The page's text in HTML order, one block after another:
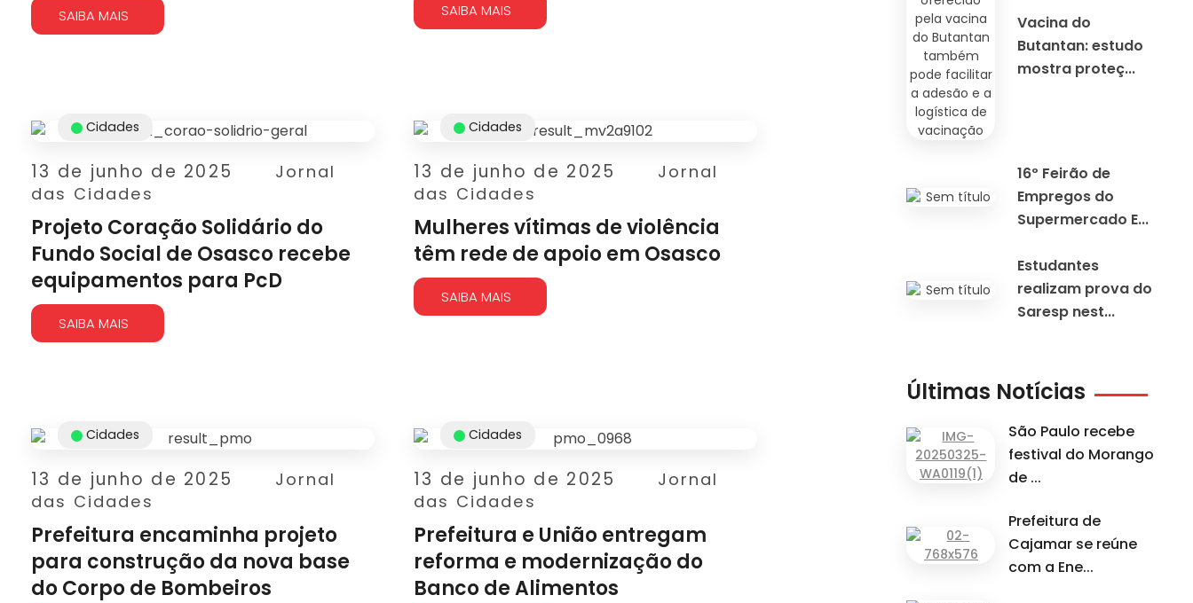
SAIBA MAIS SAIBA MAIS
13 de junho de 2025
Jornal
das Cidades
Cidades
Projeto Coração Solidário do
Fundo Social de Osasco recebe
equipamentos para PcD
SAIBA MAIS
13 de junho de 2025
Jornal
das Cidades
Cidades
Mulheres vítimas de violência
têm rede de apoio em Osasco
SAIBA MAIS
13 de junho de 2025
Jornal
das Cidades
Cidades
Prefeitura encaminha projeto
para construção da nova base
do Corpo de Bombeiros
13 de junho de 2025
Jornal
das Cidades
Cidades
Prefeitura e União entregam
reforma e modernização do
Banco de Alimentos
Vacina do
Butantan: estudo
mostra proteç...
16º Feirão de
Empregos do
Supermercado E...
Estudantes
realizam prova do
Saresp nest...
Últimas Notícias
São Paulo recebe
festival do Morango
de ...
Prefeitura de
Cajamar se reúne
com a Ene...